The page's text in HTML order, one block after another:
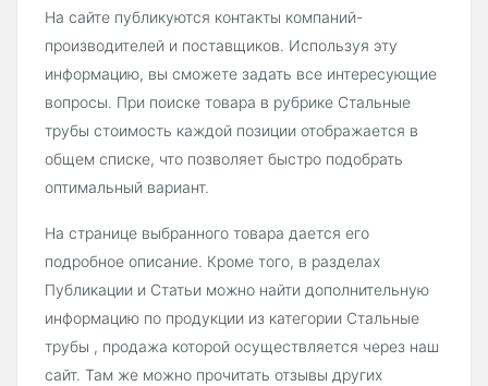
На сайте публикуются контакты компаний-
производителей и поставщиков. Используя эту
информацию, вы сможете задать все интересующие
вопросы. При поиске товара в рубрике Стальные
трубы стоимость каждой позиции отображается в
общем списке, что позволяет быстро подобрать
оптимальный вариант.
На странице выбранного товара дается его
подробное описание. Кроме того, в разделах
Публикации и Статьи можно найти дополнительную
информацию по продукции из категории Стальные
трубы , продажа которой осуществляется через наш
сайт. Там же можно прочитать отзывы других